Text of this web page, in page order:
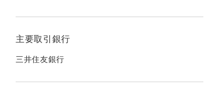
主要取引銀行
三井住友銀行